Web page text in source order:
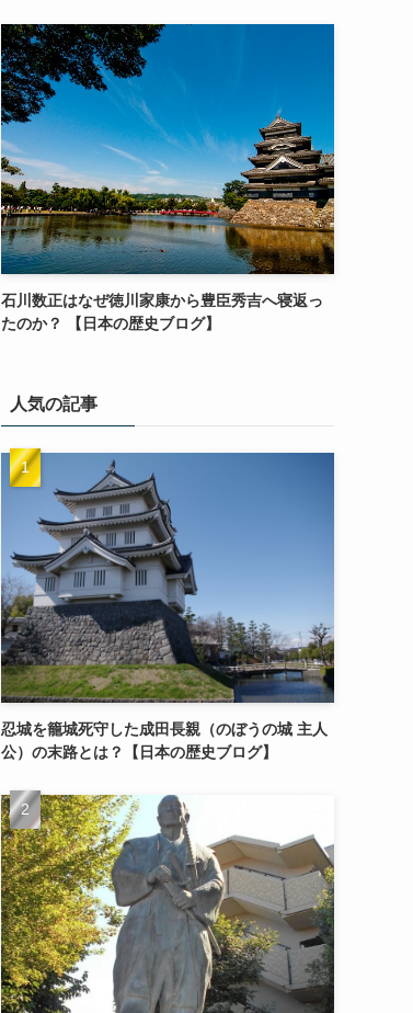
石川数正はなぜ徳川家康から豊臣秀吉へ寝返っ
たのか？ 【日本の歴史ブログ】
人気の記事
忍城を籠城死守した成田長親（のぼうの城 主人
公）の末路とは？【日本の歴史ブログ】